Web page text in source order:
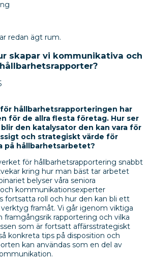
redan ägt rum.
skapar vi kommunikativa och
hållbarhetsrapporteringen har
för de allra flesta företag. Hur ser
den katalysator den kan vara för
och strategiskt värde för
på hållbarhetsarbetet?
för hållbarhetsrapportering snabbt
kring hur man bäst tar arbetet
belyser våra seniora
kommunikationsexperter
fortsatta roll och hur den kan bli ett
framåt. Vi går igenom viktiga
rapportering och vilka
som är fortsatt affärsstrategiskt
konkreta tips på disposition och
kan användas som en del av